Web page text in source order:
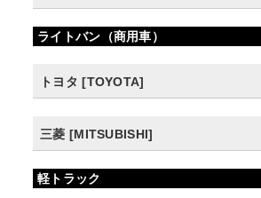
ライトバン（商用車）
トヨタ [TOYOTA]
三菱 [MITSUBISHI]
軽トラック